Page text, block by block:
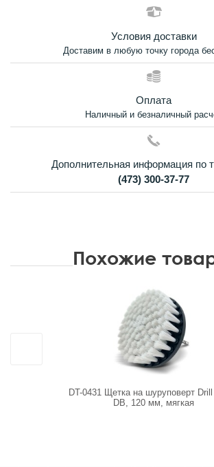
Условия доставки
Доставим в любую точку города
Оплата
Наличный и безналичный
Дополнительная информация по
(473) 300-37-77
Похожие
DT-0431 Щетка на шуруповерт
DB, 120 мм, мягкая